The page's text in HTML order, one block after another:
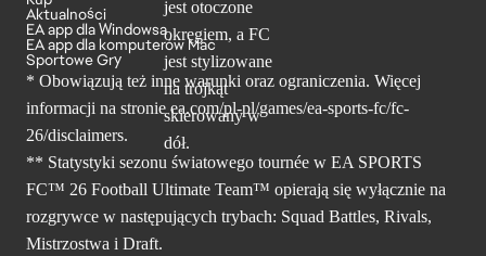
Aktualności
EA app dla Windowsa
EA app dla komputerów Mac
Sportowe Gry
* Obowiązują też inne warunki oraz ograniczenia. Więcej
informacji na stronie ea.com/pl-pl/games/ea-sports-fc/fc-
26/disclaimers.
** Statystyki sezonu światowego tournée w EA SPORTS
FC™ 26 Football Ultimate Team™ opierają się wyłącznie na
rozgrywce w następujących trybach: Squad Battles, Rivals,
Mistrzostwa i Draft.